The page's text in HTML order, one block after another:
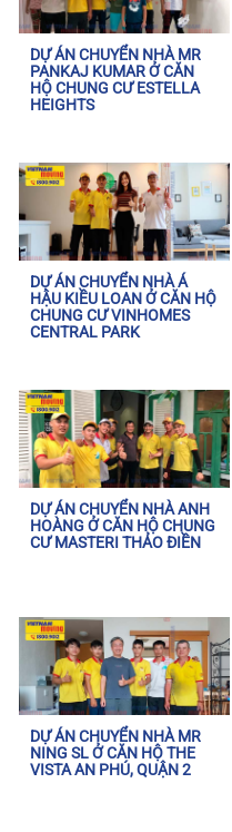
DỰ ÁN CHUYỂN NHÀ MR
PANKAJ KUMAR Ở CĂN
HỘ CHUNG CƯ ESTELLA
HEIGHTS
DỰ ÁN CHUYỂN NHÀ Á
HẬU KIỀU LOAN Ở CĂN HỘ
CHUNG CƯ VINHOMES
CENTRAL PARK
DỰ ÁN CHUYỂN NHÀ ANH
HOÀNG Ở CĂN HỘ CHUNG
CƯ MASTERI THẢO ĐIỀN
DỰ ÁN CHUYỂN NHÀ MR
NING SL Ở CĂN HỘ THE
VISTA AN PHÚ, QUẬN 2